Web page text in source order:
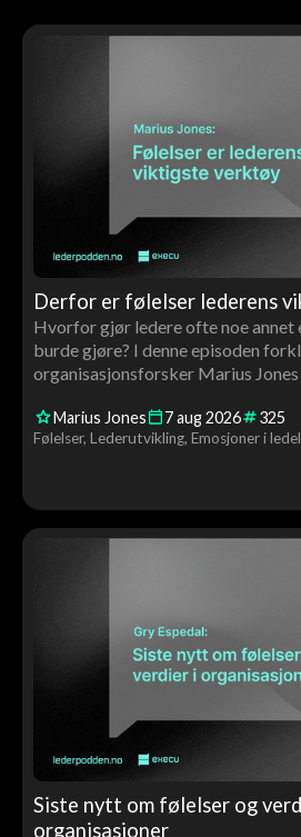
Derfor er følelser lederens
Hvorfor gjør ledere ofte noe annet
burde gjøre? I denne episoden
organisasjonsforsker Marius
utvikling – og hvorfor ledere må bli
både egne og andres følelser.
Marius Jones 7aug2026 325
Følelser Lederutvikling Emosjoner i
Siste nytt om følelser og
organisasjoner